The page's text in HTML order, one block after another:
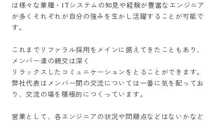
は様々な業種・ITシステムの知見や経験が豊富なエンジニア
が多くそれぞれが自分の強みを生かし活躍することが可能で
す。
これまでリファラル採用をメインに据えてきたこともあり、
メンバー達の親交は深く
リラックスしたコミュニケーションをとることができます。
弊社代表はメンバー間の交流については一番に気を配ってお
り、交流の場を積極的につくっています。
営業として、各エンジニアの状況や問題点などはないかなど